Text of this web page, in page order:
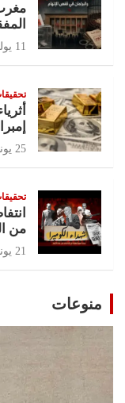
11 يوليو، 2026
25 يونيو، 2026
من
21 يونيو، 2026
منوعات